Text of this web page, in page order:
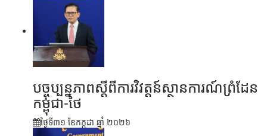
បច្ចុប្បន្នភាពស្ដីពីការវិវត្តន៍ស្ថានការណ៍ព្រំដែន
កម្ពុជា-ថៃ
ថ្ងៃទី៣១ ខែ​កក្កដា ឆ្នាំ ២០២៦